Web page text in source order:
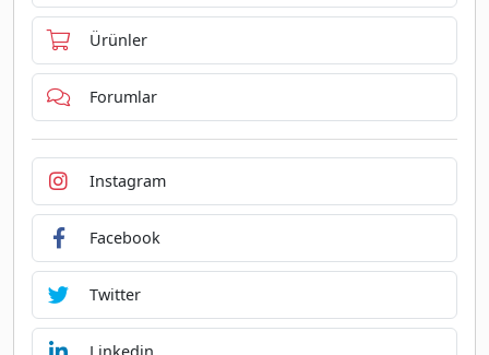
Ürünler
Forumlar
Instagram
Facebook
Twitter